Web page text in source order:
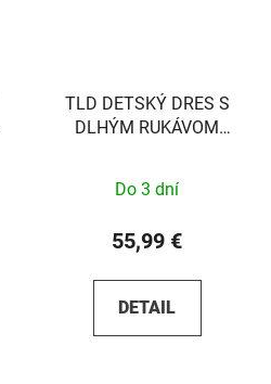
TLD DETSKÝ DRES S
DLHÝM RUKÁVOM
Do 3 dní
55,99 €
DETAIL